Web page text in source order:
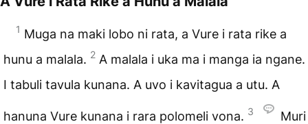
1 Muga na maki lobo ni rata, a Vure i rata rike a
hunu a malala. 2 A malala i uka ma i manga ia ngane.
I tabuli tavula kunana. A uvo i kavitagua a utu. A
hanuna Vure kunana i rara polomeli vona. 3
Muri